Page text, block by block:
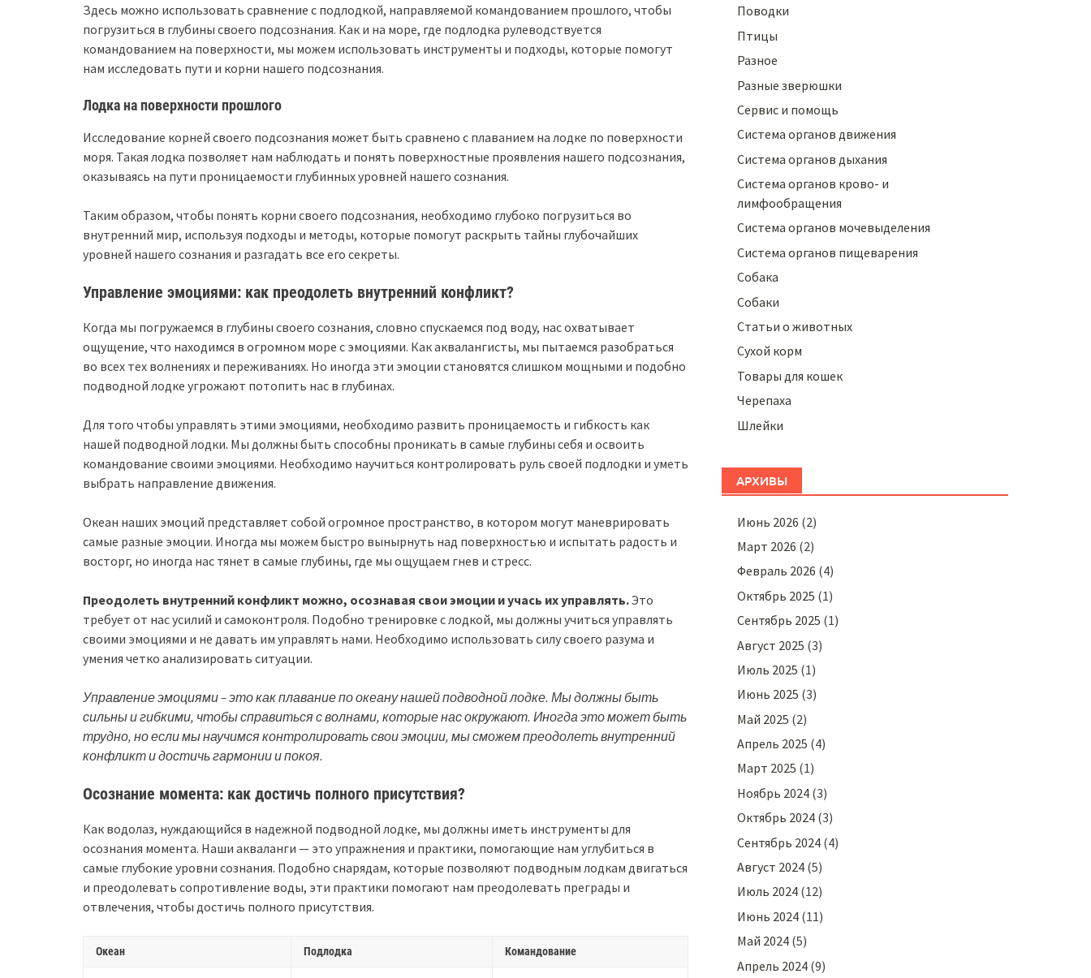
Здесь можно использовать сравнение с подлодкой, направляемой командованием прошлого, чтобы
погрузиться в глубины своего подсознания. Как и на море, где подлодка рулеводствуется
командованием на поверхности, мы можем использовать инструменты и подходы, которые помогут
нам исследовать пути и корни нашего подсознания.
Лодка на поверхности прошлого
Исследование корней своего подсознания может быть сравнено с плаванием на лодке по поверхности
моря. Такая лодка позволяет нам наблюдать и понять поверхностные проявления нашего подсознания,
оказываясь на пути проницаемости глубинных уровней нашего сознания.
Таким образом, чтобы понять корни своего подсознания, необходимо глубоко погрузиться во
внутренний мир, используя подходы и методы, которые помогут раскрыть тайны глубочайших
уровней нашего сознания и разгадать все его секреты.
Управление эмоциями: как преодолеть внутренний конфликт?
Когда мы погружаемся в глубины своего сознания, словно спускаемся под воду, нас охватывает
ощущение, что находимся в огромном море с эмоциями. Как аквалангисты, мы пытаемся разобраться
во всех тех волнениях и переживаниях. Но иногда эти эмоции становятся слишком мощными и подобно
подводной лодке угрожают потопить нас в глубинах.
Для того чтобы управлять этими эмоциями, необходимо развить проницаемость и гибкость как
нашей подводной лодки. Мы должны быть способны проникать в самые глубины себя и освоить
командование своими эмоциями. Необходимо научиться контролировать руль своей подлодки и уметь
выбрать направление движения.
Океан наших эмоций представляет собой огромное пространство, в котором могут маневрировать
самые разные эмоции. Иногда мы можем быстро вынырнуть над поверхностью и испытать радость и
восторг, но иногда нас тянет в самые глубины, где мы ощущаем гнев и стресс.
Преодолеть внутренний конфликт можно, осознавая свои эмоции и учась их управлять.Это
требует от нас усилий и самоконтроля. Подобно тренировке с лодкой, мы должны учиться управлять
своими эмоциями и не давать им управлять нами. Необходимо использовать силу своего разума и
умения четко анализировать ситуации.
Управление эмоциями – это как плавание по океану нашей подводной лодке. Мы должны быть
сильны и гибкими, чтобы справиться с волнами, которые нас окружают. Иногда это может быть
трудно, но если мы научимся контролировать свои эмоции, мы сможем преодолеть внутренний
конфликт и достичь гармонии и покоя.
Осознание момента: как достичь полного присутствия?
Как водолаз, нуждающийся в надежной подводной лодке, мы должны иметь инструменты для
осознания момента. Наши акваланги — это упражнения и практики, помогающие нам углубиться в
самые глубокие уровни сознания. Подобно снарядам, которые позволяют подводным лодкам двигаться
и преодолевать сопротивление воды, эти практики помогают нам преодолевать преграды и
отвлечения, чтобы достичь полного присутствия.
Океан Подлодка Командование
Поводки
Птицы
Разное
Разные зверюшки
Сервис и помощь
Система органов движения
Система органов дыхания
Система органов крово- и
лимфообращения
Система органов мочевыделения
Система органов пищеварения
Собака
Собаки
Статьи о животных
Сухой корм
Товары для кошек
Черепаха
Шлейки
АРХИВЫ
Июнь 2026 (2)
Март 2026 (2)
Февраль 2026 (4)
Октябрь 2025 (1)
Сентябрь 2025 (1)
Август 2025 (3)
Июль 2025 (1)
Июнь 2025 (3)
Май 2025 (2)
Апрель 2025 (4)
Март 2025 (1)
Ноябрь 2024(3)
Октябрь 2024(3)
Сентябрь 2024(4)
Август 2024(5)
Июль 2024(12)
Июнь 2024(11)
Май 2024(5)
Апрель 2024(9)